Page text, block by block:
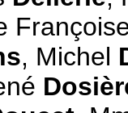
, Michel